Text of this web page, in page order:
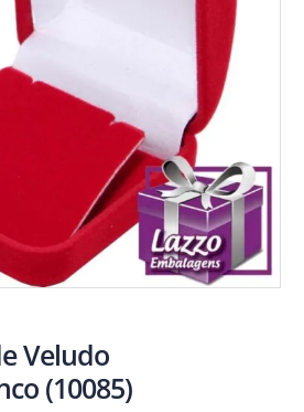
Veludo
(10085)